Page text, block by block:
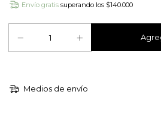
Envío gratis superando los $140.000
Medios de envío